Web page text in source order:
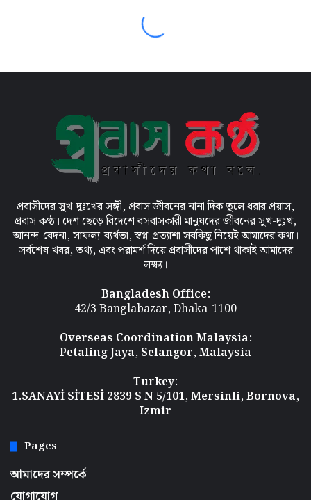
প্রবাসীদের সুখ-দুঃখের সঙ্গী, প্রবাস জীবনের নানা দিক তুলে ধরার প্রয়াস,
প্রবাস কণ্ঠ। দেশ ছেড়ে বিদেশে বসবাসকারী মানুষদের জীবনের সুখ-দুঃখ,
আনন্দ-বেদনা, সাফল্য-ব্যর্থতা, স্বপ্ন-প্রত্যাশা সবকিছু নিয়েই আমাদের কথা।
সর্বশেষ খবর, তথ্য, এবং পরামর্শ দিয়ে প্রবাসীদের পাশে থাকাই আমাদের
লক্ষ্য।
Bangladesh Office:
42/3 Banglabazar, Dhaka-1100
Overseas CoordinationMalaysia:
Petaling Jaya, Selangor, Malaysia
Turkey:
1.SANAYİ SİTESİ 2839 S N 5/101, Mersinli, Bornova,
Izmir
Pages
আমাদের সম্পর্কে
যোগাযোগ